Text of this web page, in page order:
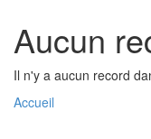
Aucun
Il n'y a aucun record
Accueil